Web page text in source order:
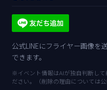
公式LINEにフライヤー画像を
できます。
※イベント情報はAIが独自判断し
ださい。（削除の理由については公